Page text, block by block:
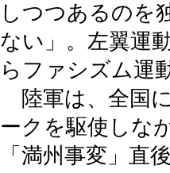
しつつあるのを
ない」。左翼運
らファシズム運
陸軍は、全国
ークを駆使しな
「満州事変」直